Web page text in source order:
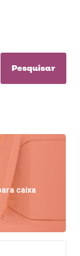
Pesquisar
caixa